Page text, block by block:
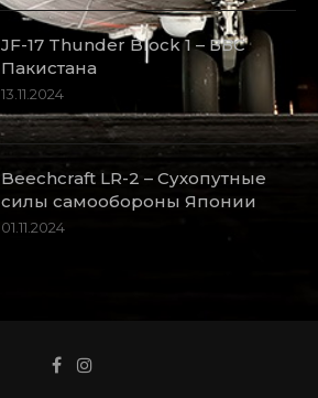
JF-17 Thunder Block 1 – ВВС
Пакистана
13.11.2024
Beechcraft LR-2 – Сухопутные
силы самообороны Японии
01.11.2024